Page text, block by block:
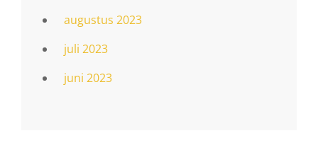
augustus 2023
juli 2023
juni 2023